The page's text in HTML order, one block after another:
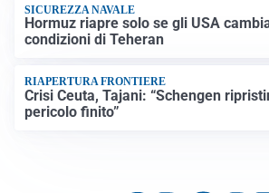
SICUREZZA NAVALE
Hormuz riapre solo se gli USA
condizioni di Teheran
RIAPERTURA FRONTIERE
Crisi Ceuta, Tajani: “Schengen
pericolo finito”